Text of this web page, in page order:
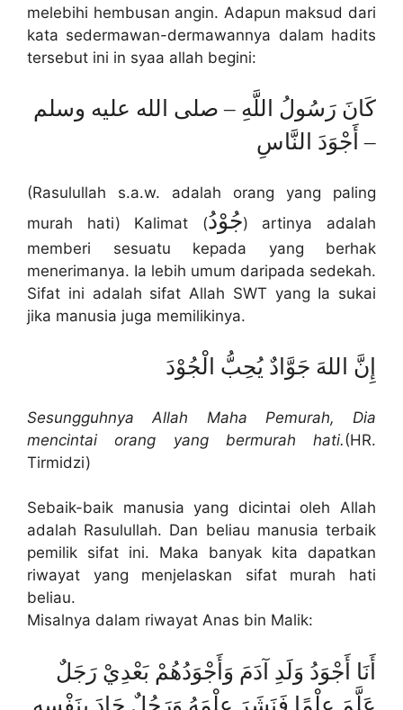
melebihi hembusan angin. Adapun maksud dari
kata sedermawan-dermawannya dalam hadits
tersebut ini in syaa allah begini:
كَانَ رَسُولُ اللَّهِ – صلى الله عليه وسلم
– أَجْوَدَ النَّاسِ
(Rasulullah s.a.w. adalah orang yang paling
murah hati) Kalimat (جُوْدُ) artinya adalah
memberi sesuatu kepada yang berhak
menerimanya. Ia lebih umum daripada sedekah.
Sifat ini adalah sifat Allah SWT yang Ia sukai
jika manusia juga memilikinya.
إِنَّ اللهَ جَوَّادٌ يُحِبُّ الْجُوْدَ
Sesungguhnya Allah Maha Pemurah, Dia
mencintai orang yang bermurah hati.(HR.
Tirmidzi)
Sebaik-baik manusia yang dicintai oleh Allah
adalah Rasulullah. Dan beliau manusia terbaik
pemilik sifat ini. Maka banyak kita dapatkan
riwayat yang menjelaskan sifat murah hati
beliau.
Misalnya dalam riwayat Anas bin Malik:
أَنَا أَجْوَدُ وَلَدِ آدَمَ وَأَجْوَدُهُمْ بَعْدِيْ رَجَلٌ
عَلَّمَ عِلْمًا فَنَشَرَ عِلْمَهُ وَرَجُلٌ جَادَ بِنَفْسِهِ